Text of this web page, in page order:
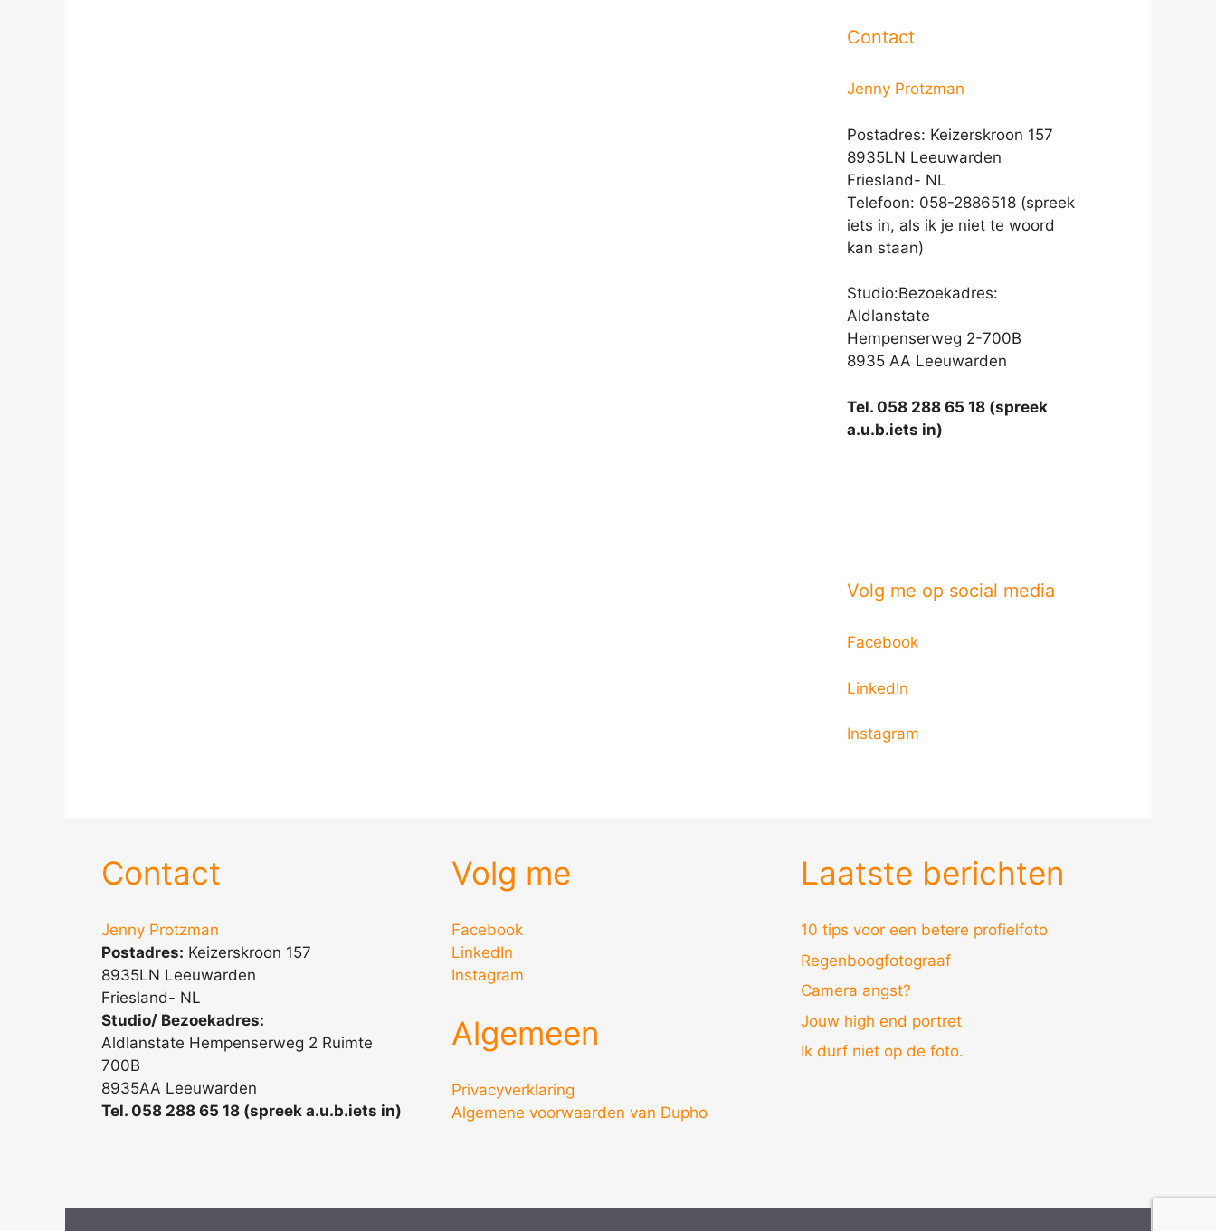
Contact
Jenny Protzman
Postadres: Keizerskroon 157
8935LN Leeuwarden
Friesland- NL
Telefoon: 058-2886518 (spreek
iets in, als ik je niet te woord
kan staan)
Studio:Bezoekadres:
Aldlanstate
Hempenserweg 2-700B
8935 AA Leeuwarden
Tel. 058 288 65 18 (spreek
a.u.b.iets in)
Volg me op social media
Facebook
LinkedIn
Instagram
Contact
Jenny Protzman
Postadres: Keizerskroon 157
8935LN Leeuwarden
Friesland- NL
Studio/ Bezoekadres:
Aldlanstate Hempenserweg 2 Ruimte
700B
8935AA Leeuwarden
Tel. 058 288 65 18 (spreek a.u.b.iets in)
Volg me
Facebook
LinkedIn
Instagram
Algemeen
Privacyverklaring
Algemene voorwaarden van Dupho
Laatste berichten
10 tips voor een betere profielfoto
Regenboogfotograaf
Camera angst?
Jouw high end portret
Ik durf niet op de foto.